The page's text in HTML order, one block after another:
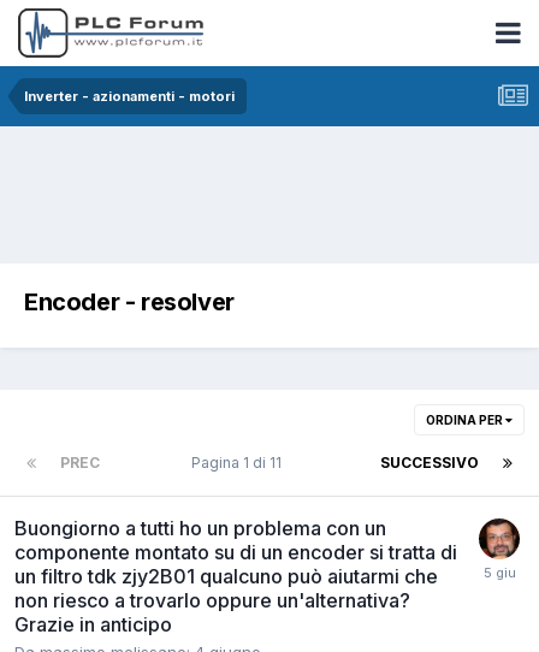
Inverter - azionamenti - motori
Encoder - resolver
ORDINA PER
PREC SUCCESSIVO
Pagina 1 di 11
Buongiorno a tutti ho un problema con un
componente montato su di un encoder si tratta di
un filtro tdk zjy2B01 qualcuno può aiutarmi che
non riesco a trovarlo oppure un'alternativa?
Grazie in anticipo